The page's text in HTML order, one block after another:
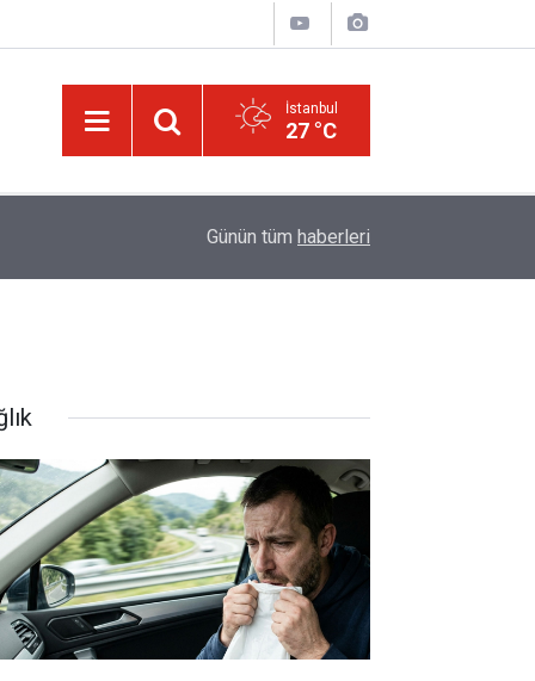
İstanbul
27 °C
Günün tüm haberleri